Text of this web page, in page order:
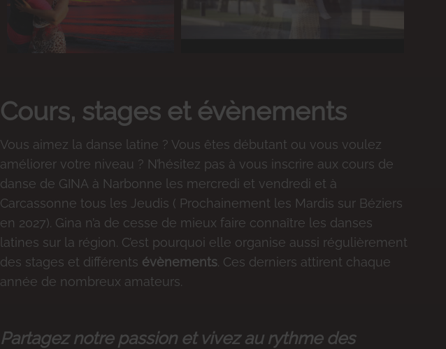
Cours, stages et évènements
Vous aimez la danse latine ? Vous êtes débutant ou vous voulez
améliorer votre niveau ? N’hésitez pas à vous inscrire aux cours de
danse de GINA à Narbonne les mercredi et vendredi et à
Carcassonne tous les Jeudis ( Prochainement les Mardis sur Béziers
en 2027). Gina n’a de cesse de mieux faire connaître les danses
latines sur la région. C’est pourquoi elle organise aussi régulièrement
des stages et différents évènements . Ces derniers attirent chaque
année de nombreux amateurs.
Partagez notre passion et vivez au rythme des